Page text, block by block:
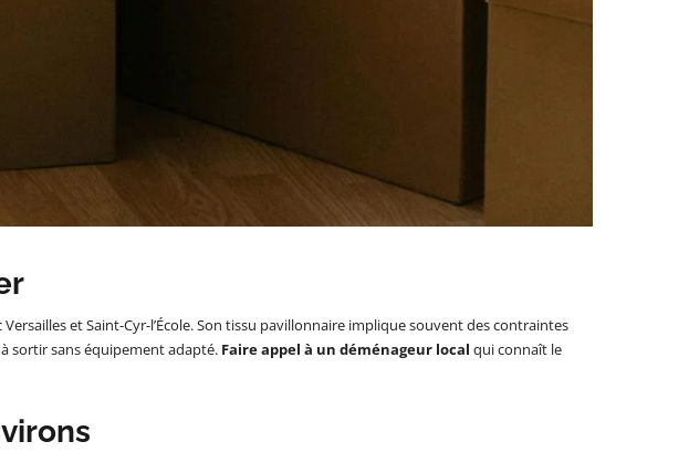
et Saint-Cyr-l’École. Son tissu pavillonnaire implique souvent des contraintes
sortir sans équipement adapté. Faire appel à un déménageur local qui connaît le